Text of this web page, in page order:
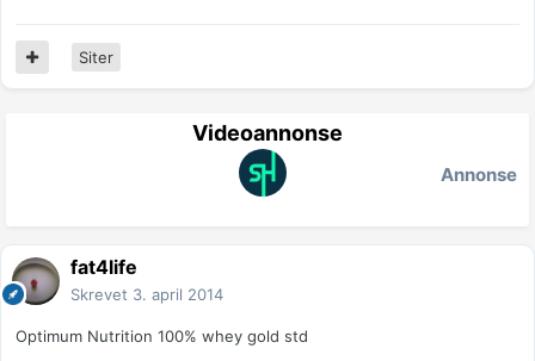
Siter
Videoannonse
Annonse
fat4life
Skrevet 3. april 2014
Optimum Nutrition 100% whey gold std